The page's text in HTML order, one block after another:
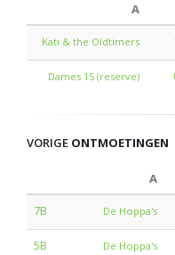
A
Kati & the Oldtimers
Dames 15 (reserve)
VORIGE ONTMOETINGEN
A
7B
De Hoppa's
5B De Hoppa's